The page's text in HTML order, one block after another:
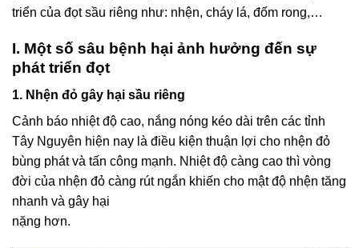
triển của đọt sầu riêng như: nhện, cháy lá, đốm rong,…
I. Một số sâu bệnh hại ảnh hưởng đến sự
phát triển đọt
1. Nhện đỏ gây hại sầu riêng
Cảnh báo nhiệt độ cao, nắng nóng kéo dài trên các tỉnh
Tây Nguyên hiện nay là điều kiện thuận lợi cho nhện đỏ
bùng phát và tấn công mạnh. Nhiệt độ càng cao thì vòng
đời của nhện đỏ càng rút ngắn khiến cho mật độ nhện tăng
nhanh và gây hại
nặng hơn.